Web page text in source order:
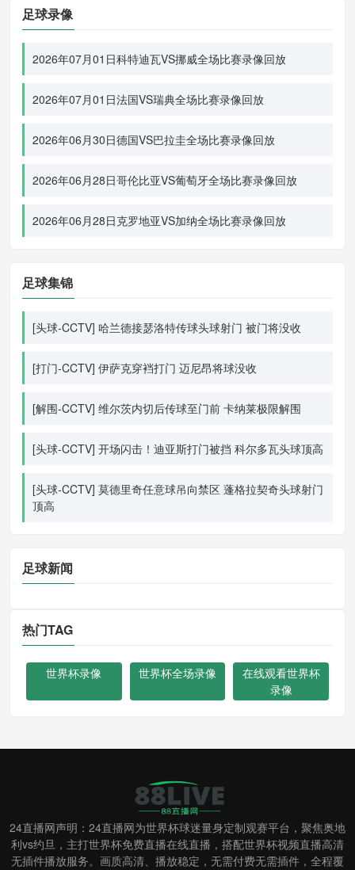
足球录像
2026年07月01日科特迪瓦VS挪威全场比赛录像回放
2026年07月01日法国VS瑞典全场比赛录像回放
2026年06月30日德国VS巴拉圭全场比赛录像回放
2026年06月28日哥伦比亚VS葡萄牙全场比赛录像回放
2026年06月28日克罗地亚VS加纳全场比赛录像回放
足球集锦
[头球-CCTV] 哈兰德接瑟洛特传球头球射门 被门将没收
[打门-CCTV] 伊萨克穿裆打门 迈尼昂将球没收
[解围-CCTV] 维尔茨内切后传球至门前 卡纳莱极限解围
[头球-CCTV] 开场闪击！迪亚斯打门被挡 科尔多瓦头球顶高
[头球-CCTV] 莫德里奇任意球吊向禁区 蓬格拉契奇头球射门
顶高
足球新闻
热门TAG
世界杯录像 世界杯全场录像
在线观看世界杯
录像
24直播网声明：24直播网为世界杯球迷量身定制观赛平台，聚焦奥地
利vs约旦，主打世界杯免费直播在线直播，搭配世界杯视频直播高清
无插件播放服务。画质高清、播放稳定，无需付费无需插件，全程覆